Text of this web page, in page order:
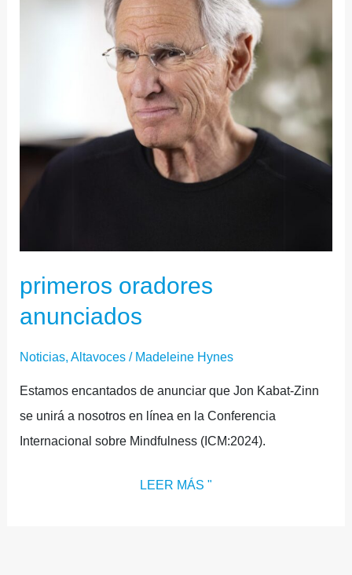
primeros oradores
anunciados
Noticias, Altavoces/ Madeleine Hynes
Estamos encantados de anunciar que Jon Kabat-Zinn
se unirá a nosotros en línea en la Conferencia
Internacional sobre Mindfulness (ICM:2024).
LEER MÁS "